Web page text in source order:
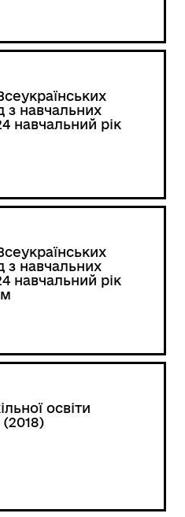
з навчальних
навчальний рік
з навчальних
навчальний рік
освіти